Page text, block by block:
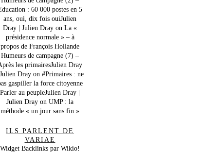
: 60 000 postes en 5
ans, oui, dix fois ouiJulien
Dray | Julien Dray on La «
présidence normale » – à
propos de François Hollande
Humeurs de campagne (7) –
les primairesJulien Dray
Dray on #Primaires : ne
gaspiller la force citoyenne
Parler au peupleJulien Dray |
Julien Dray on UMP : la
méthode « un jour sans fin »
ILS PARLENT DE
VARIAE
Widget Backlinks par Wikio!